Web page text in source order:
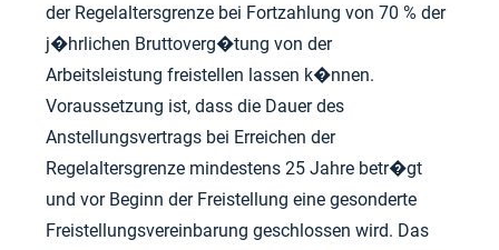
der Regelaltersgrenze bei Fortzahlung von 70 % der
j�hrlichen Bruttoverg�tung von der
Arbeitsleistung freistellen lassen k�nnen.
Voraussetzung ist, dass die Dauer des
Anstellungsvertrags bei Erreichen der
Regelaltersgrenze mindestens 25 Jahre betr�gt
und vor Beginn der Freistellung eine gesonderte
Freistellungsvereinbarung geschlossen wird. Das